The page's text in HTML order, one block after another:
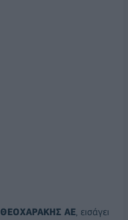
ΘΕΟΧΑΡΑΚΗΣ ΑΕ , εισάγει